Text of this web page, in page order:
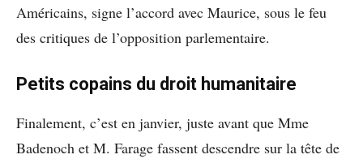
Américains, signe l’accord avec Maurice, sous le feu
des critiques de l’opposition parlementaire.
Petits copains du droit humanitaire
Finalement, c’est en janvier, juste avant que Mme
Badenoch et M. Farage fassent descendre sur la tête de